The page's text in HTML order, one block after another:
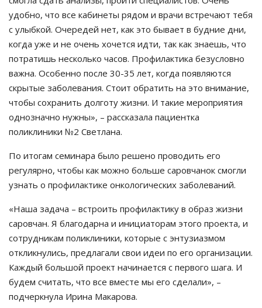
удобно, что все кабинеты рядом и врачи встречают тебя
с улыбкой. Очередей нет, как это бывает в будние дни,
когда уже и не очень хочется идти, так как знаешь, что
потратишь несколько часов. Профилактика безусловно
важна. Особенно после 30-35 лет, когда появляются
скрытые заболевания. Стоит обратить на это внимание,
чтобы сохранить долготу жизни. И такие мероприятия
однозначно нужны», – рассказала пациентка
поликлиники №2 Светлана.
По итогам семинара было решено проводить его
регулярно, чтобы как можно больше саровчанок смогли
узнать о профилактике онкологических заболеваний.
«Наша задача – встроить профилактику в образ жизни
саровчан. Я благодарна и инициаторам этого проекта, и
сотрудникам поликлиники, которые с энтузиазмом
откликнулись, предлагали свои идеи по его организации.
Каждый большой проект начинается с первого шага. И
будем считать, что все вместе мы его сделали», –
подчеркнула Ирина Макарова.